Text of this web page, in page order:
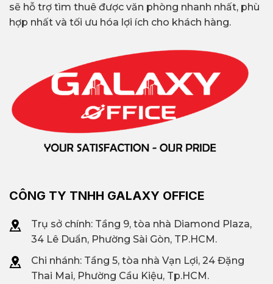
sẽ hỗ trợ tìm thuê được văn phòng nhanh nhất, phù
hợp nhất và tối ưu hóa lợi ích cho khách hàng.
CÔNG TY TNHH GALAXY OFFICE
Trụ sở chính: Tầng 9, tòa nhà Diamond Plaza,
34 Lê Duẩn, Phường Sài Gòn, TP.HCM.
Chi nhánh: Tầng 5, tòa nhà Vạn Lợi, 24 Đặng
Thai Mai, Phường Cầu Kiệu, Tp.HCM.